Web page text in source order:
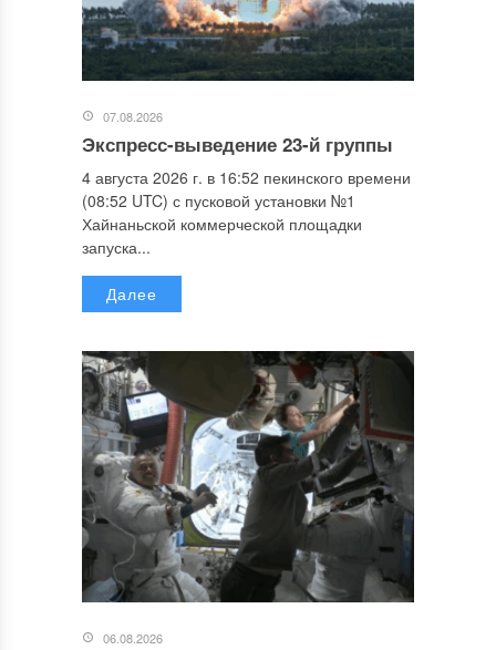
07.08.2026
Экспресс-выведение 23-й группы
4 августа 2026 г. в 16:52 пекинского времени
(08:52 UTC) с пусковой установки №1
Хайнаньской коммерческой площадки
запуска...
Далее
06.08.2026